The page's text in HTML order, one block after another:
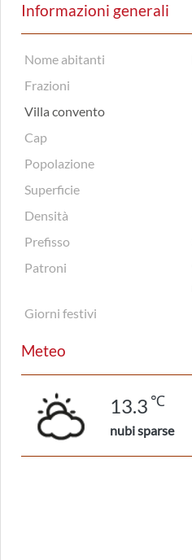
Informazioni generali
Nome abitanti
Frazioni
Villa convento
Cap
Popolazione
Superficie
Densità
Prefisso
Patroni
Giorni festivi
Meteo
13.3 ℃
nubi sparse